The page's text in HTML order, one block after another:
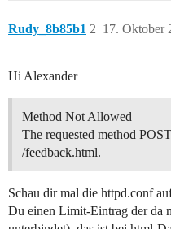
Rudy_8b85b1 17. Oktober
2
Hi Alexander
Method Not Allowed
The requested method
/feedback.html.
Schau dir mal die httpd.conf
Du einen Limit-Eintrag der da